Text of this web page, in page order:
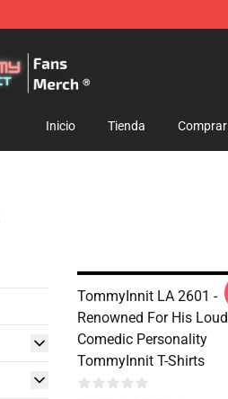
Inicio Tienda
TommyInnit LA 2601 -
Renowned For His
Comedic Personality
TommyInnit T-Shirts